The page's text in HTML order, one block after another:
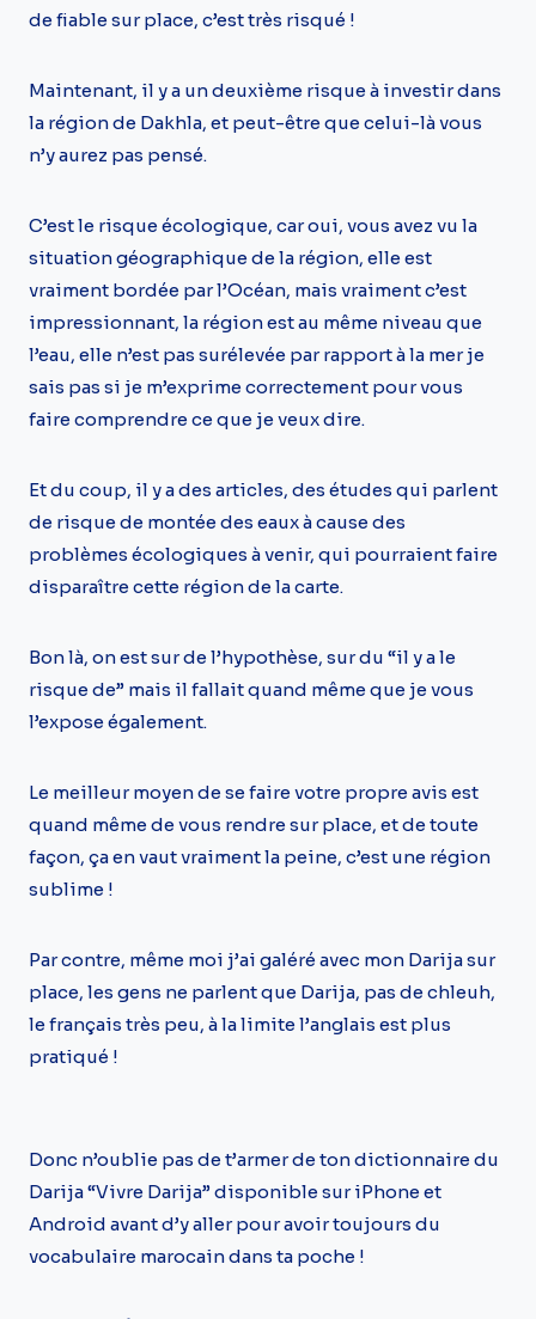
de fiable sur place, c’est très risqué !
Maintenant, il y a un deuxième risque à investir dans
la région de Dakhla, et peut-être que celui-là vous
n’y aurez pas pensé.
C’est le risque écologique, car oui, vous avez vu la
situation géographique de la région, elle est
vraiment bordée par l’Océan, mais vraiment c’est
impressionnant, la région est au même niveau que
l’eau, elle n’est pas surélevée par rapport à la mer je
sais pas si je m’exprime correctement pour vous
faire comprendre ce que je veux dire.
Et du coup, il y a des articles, des études qui parlent
de risque de montée des eaux à cause des
problèmes écologiques à venir, qui pourraient faire
disparaître cette région de la carte.
Bon là, on est sur de l’hypothèse, sur du “il y a le
risque de” mais il fallait quand même que je vous
l’expose également.
Le meilleur moyen de se faire votre propre avis est
quand même de vous rendre sur place, et de toute
façon, ça en vaut vraiment la peine, c’est une région
sublime !
Par contre, même moi j’ai galéré avec mon Darija sur
place, les gens ne parlent que Darija, pas de chleuh,
le français très peu, à la limite l’anglais est plus
pratiqué !
Donc n’oublie pas de t’armer de ton dictionnaire du
Darija “Vivre Darija” disponible sur iPhone et
Android avant d’y aller pour avoir toujours du
vocabulaire marocain dans ta poche !